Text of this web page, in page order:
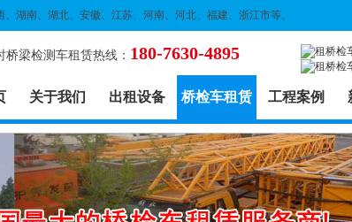
湖南、湖北、安徽、江苏、河南、河北、福建、浙江市等。
桥梁检测车租赁热线： 180-7630-4895
关于我们 出租设备 桥检车租赁 工程案例